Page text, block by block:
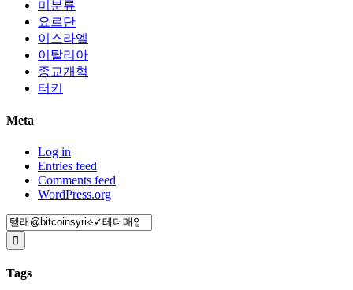
미분류
요르단
이스라엘
이탈리아
종교개혁
터키
Meta
Log in
Entries feed
Comments feed
WordPress.org
Search
for:
Tags